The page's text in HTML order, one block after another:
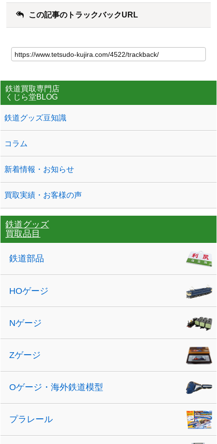
この記事のトラックバックURL
鉄道買取専門店
くじら堂BLOG
鉄道グッズ豆知識
コラム
新着情報・お知らせ
買取実績・お客様の声
鉄道グッズ
買取品目
鉄道部品
HOゲージ
Nゲージ
Zゲージ
Oゲージ・海外鉄道模型
プラレール